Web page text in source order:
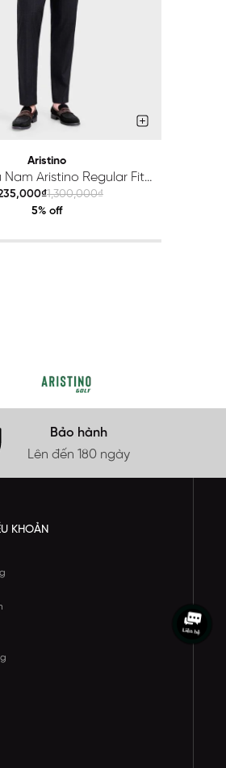
Aristino
Nam Aristino Regular Fit
ATR203S0H2
1,300,000₫
5% off
Bảo hành
Lên đến 180 ngày
KHOẢN